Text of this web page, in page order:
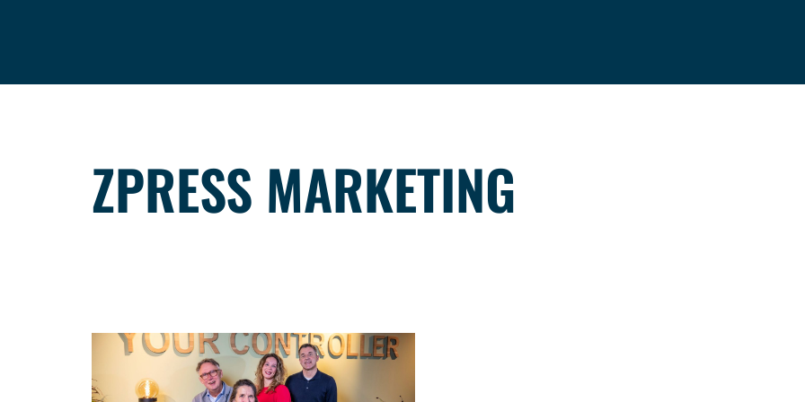
ZPRESS MARKETING